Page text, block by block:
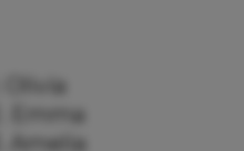
1. Olivia
2. Emma
3. Amelia